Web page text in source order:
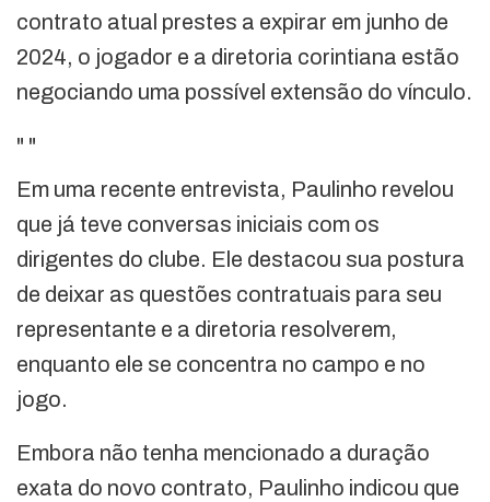
contrato atual prestes a expirar em junho de
2024, o jogador e a diretoria corintiana estão
negociando uma possível extensão do vínculo.
" "
Em uma recente entrevista, Paulinho revelou
que já teve conversas iniciais com os
dirigentes do clube. Ele destacou sua postura
de deixar as questões contratuais para seu
representante e a diretoria resolverem,
enquanto ele se concentra no campo e no
jogo.
Embora não tenha mencionado a duração
exata do novo contrato, Paulinho indicou que